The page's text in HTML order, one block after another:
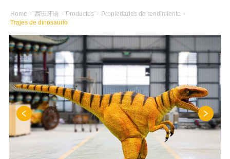
Home - 西班牙语 - Productos - Propiedades de rendimiento -
Trajes de dinosaurio